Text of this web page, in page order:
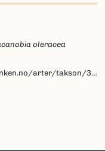
oleracea
takson/30865/beskrivelse